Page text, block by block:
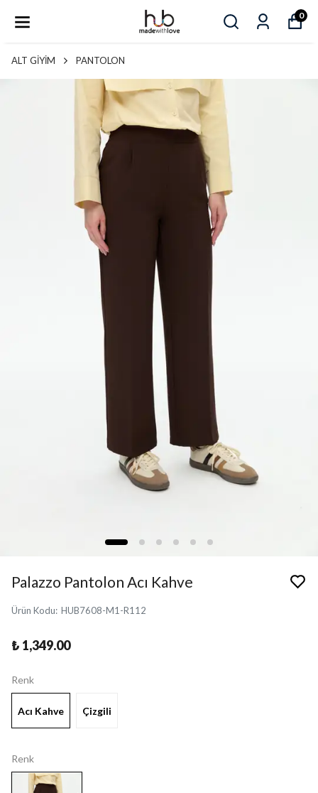
0
ALT GİYİM PANTOLON
Palazzo Pantolon Acı Kahve
Ürün Kodu: HUB7608-M1-R112
₺ 1,349.00
Renk
Acı Kahve Çizgili
Renk